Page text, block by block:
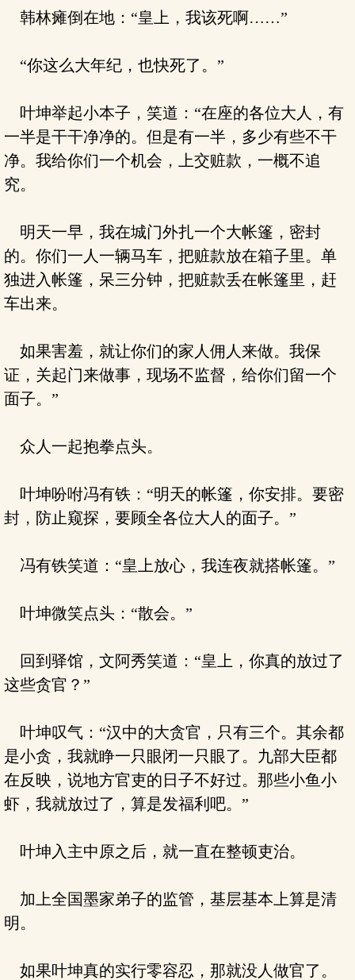
韩林瘫倒在地：“皇上，我该死啊……”
“你这么大年纪，也快死了。”
叶坤举起小本子，笑道：“在座的各位大人，有
一半是干干净净的。但是有一半，多少有些不干
净。我给你们一个机会，上交赃款，一概不追
究。
明天一早，我在城门外扎一个大帐篷，密封
的。你们一人一辆马车，把赃款放在箱子里。单
独进入帐篷，呆三分钟，把赃款丢在帐篷里，赶
车出来。
如果害羞，就让你们的家人佣人来做。我保
证，关起门来做事，现场不监督，给你们留一个
面子。”
众人一起抱拳点头。
叶坤吩咐冯有铁：“明天的帐篷，你安排。要密
封，防止窥探，要顾全各位大人的面子。”
冯有铁笑道：“皇上放心，我连夜就搭帐篷。”
叶坤微笑点头：“散会。”
回到驿馆，文阿秀笑道：“皇上，你真的放过了
这些贪官？”
叶坤叹气：“汉中的大贪官，只有三个。其余都
是小贪，我就睁一只眼闭一只眼了。九部大臣都
在反映，说地方官吏的日子不好过。那些小鱼小
虾，我就放过了，算是发福利吧。”
叶坤入主中原之后，就一直在整顿吏治。
加上全国墨家弟子的监管，基层基本上算是清
明。
如果叶坤真的实行零容忍，那就没人做官了。